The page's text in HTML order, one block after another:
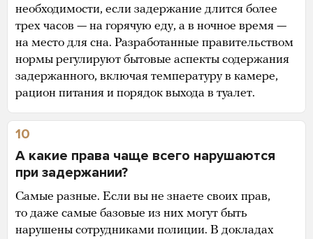
необходимости, если задержание длится более
трех часов — на горячую еду, а в ночное время —
на место для сна. Разработанные правительством
нормы регулируют бытовые аспекты содержания
задержанного, включая температуру в камере,
рацион питания и порядок выхода в туалет.
10
А какие права чаще всего нарушаются
при задержании?
Самые разные. Если вы не знаете своих прав,
то даже самые базовые из них могут быть
нарушены сотрудниками полиции. В докладах